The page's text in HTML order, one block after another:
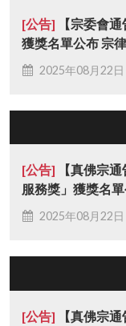
[公告] 【宗委會
獲獎名單公布 宗
2025年08月22日
[公告] 【真佛宗
服務獎」獲獎名
2025年08月22日
[公告] 【真佛宗